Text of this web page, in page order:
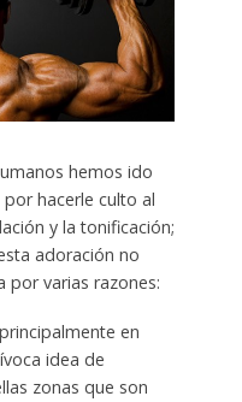
hemos ido
hacerle culto al
y la tonificación;
adoración no
por varias razones:
en
idea de
zonas que son